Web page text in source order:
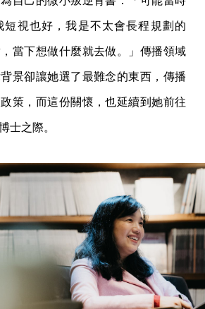
短視也好，我是不太會長程規劃的
當下想做什麼就去做。」傳播領域
景卻讓她選了最難念的東西，傳播
策，而這份關懷，也延續到她前往
士之際。